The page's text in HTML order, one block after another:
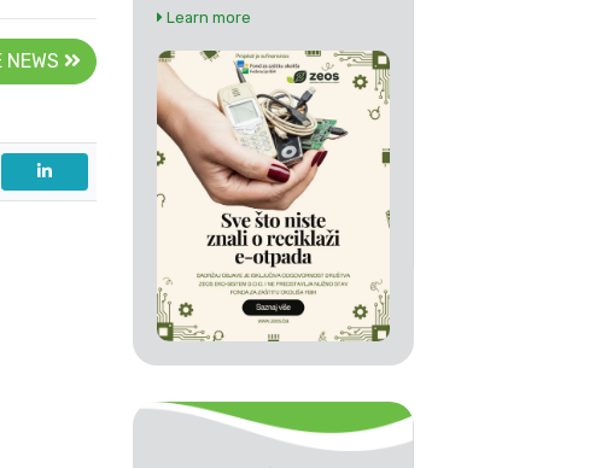
NEWS
Learn more